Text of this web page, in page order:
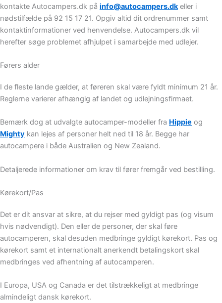
kontakte Autocampers.dk på info@autocampers.dkeller i
nødstilfælde på 92 15 17 21. Opgiv altid dit ordrenummer samt
kontaktinformationer ved henvendelse. Autocampers.dk vil
herefter søge problemet afhjulpet i samarbejde med udlejer.
Førers alder
I de fleste lande gælder, at føreren skal være fyldt minimum 21 år.
Reglerne varierer afhængig af landet og udlejningsfirmaet.
Bemærk dog at udvalgte autocamper-modeller fra Hippie og
Mighty kan lejes af personer helt ned til 18 år. Begge har
autocampere i både Australien og New Zealand.
Detaljerede informationer om krav til fører fremgår ved bestilling.
Kørekort/Pas
Det er dit ansvar at sikre, at du rejser med gyldigt pas (og visum
hvis nødvendigt). Den eller de personer, der skal føre
autocamperen, skal desuden medbringe gyldigt kørekort. Pas og
kørekort samt et internationalt anerkendt betalingskort skal
medbringes ved afhentning af autocamperen.
I Europa, USA og Canada er det tilstrækkeligt at medbringe
almindeligt dansk kørekort.